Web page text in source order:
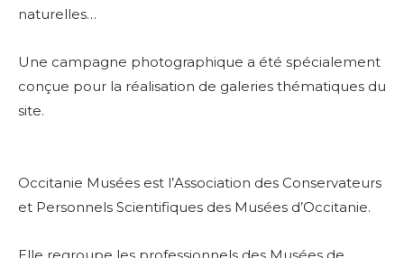
naturelles…
Une campagne photographique a été spécialement
conçue pour la réalisation de galeries thématiques du
site.
Occitanie Musées est l’Association des Conservateurs
et Personnels Scientifiques des Musées d’Occitanie.